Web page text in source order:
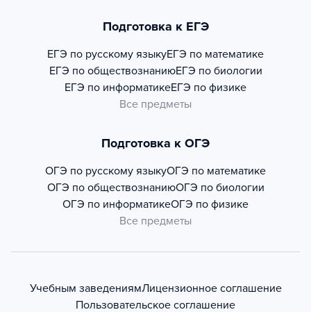
Подготовка к ЕГЭ
ЕГЭ по русскому языкуЕГЭ по математике
ЕГЭ по обществознаниюЕГЭ по биологии
ЕГЭ по информатикеЕГЭ по физике
Все предметы
Подготовка к ОГЭ
ОГЭ по русскому языкуОГЭ по математике
ОГЭ по обществознаниюОГЭ по биологии
ОГЭ по информатикеОГЭ по физике
Все предметы
Учебным заведениямЛицензионное соглашение
Пользовательское соглашение